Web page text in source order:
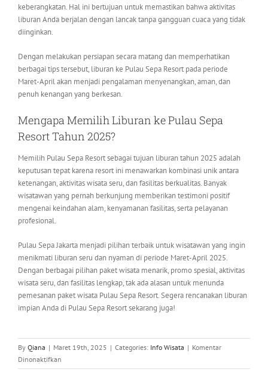
keberangkatan. Hal ini bertujuan untuk memastikan bahwa aktivitas
liburan Anda berjalan dengan lancak tanpa gangguan cuaca yang tidak
diinginkan.
Dengan melakukan persiapan secara matang dan memperhatikan
berbagai tips tersebut, liburan ke Pulau Sepa Resort pada periode
Maret-April akan menjadi pengalaman menyenangkan, aman, dan
penuh kenangan yang berkesan.
Mengapa Memilih Liburan ke Pulau Sepa
Resort Tahun 2025?
Memilih Pulau Sepa Resort sebagai tujuan liburan tahun 2025 adalah
keputusan tepat karena resort ini menawarkan kombinasi unik antara
ketenangan, aktivitas wisata seru, dan fasilitas berkualitas. Banyak
wisatawan yang pernah berkunjung memberikan testimoni positif
mengenai keindahan alam, kenyamanan fasilitas, serta pelayanan
profesional.
Pulau Sepa Jakarta menjadi pilihan terbaik untuk wisatawan yang ingin
menikmati liburan seru dan nyaman di periode Maret-April 2025.
Dengan berbagai pilihan paket wisata menarik, promo spesial, aktivitas
wisata seru, dan fasilitas lengkap, tak ada alasan untuk menunda
pemesanan paket wisata Pulau Sepa Resort. Segera rencanakan liburan
impian Anda di Pulau Sepa Resort sekarang juga!
By Qiana | Maret 19th, 2025 | Categories: Info Wisata | Komentar
Dinonaktifkan
Pulau